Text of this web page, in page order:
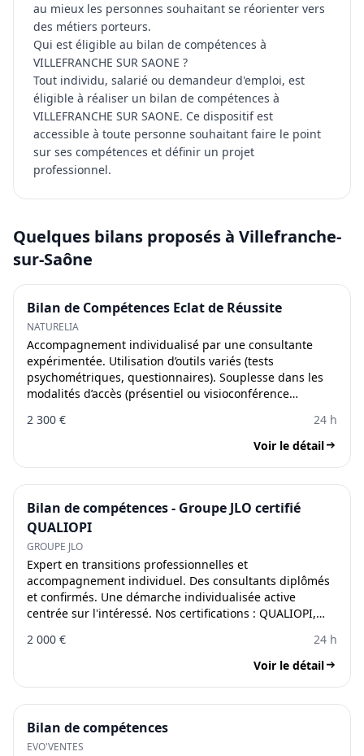
au mieux les personnes souhaitant se réorienter vers
des métiers porteurs.
Qui est éligible au bilan de compétences à
VILLEFRANCHE SUR SAONE ?
Tout individu, salarié ou demandeur d'emploi, est
éligible à réaliser un bilan de compétences à
VILLEFRANCHE SUR SAONE. Ce dispositif est
accessible à toute personne souhaitant faire le point
sur ses compétences et définir un projet
professionnel.
Quelques bilans proposés à Villefranche-
sur-Saône
Bilan de Compétences Eclat de Réussite
NATURELIA
Accompagnement individualisé par une consultante
expérimentée. Utilisation d’outils variés (tests
psychométriques, questionnaires). Souplesse dans les
modalités d’accès (présentiel ou visioconférence…
2 300 €
24 h
Voir le détail
Bilan de compétences - Groupe JLO certifié
QUALIOPI
GROUPE JLO
Expert en transitions professionnelles et
accompagnement individuel. Des consultants diplômés
et confirmés. Une démarche individualisée active
centrée sur l'intéressé. Nos certifications : QUALIOPI,…
2 000 €
24 h
Voir le détail
Bilan de compétences
EVO'VENTES